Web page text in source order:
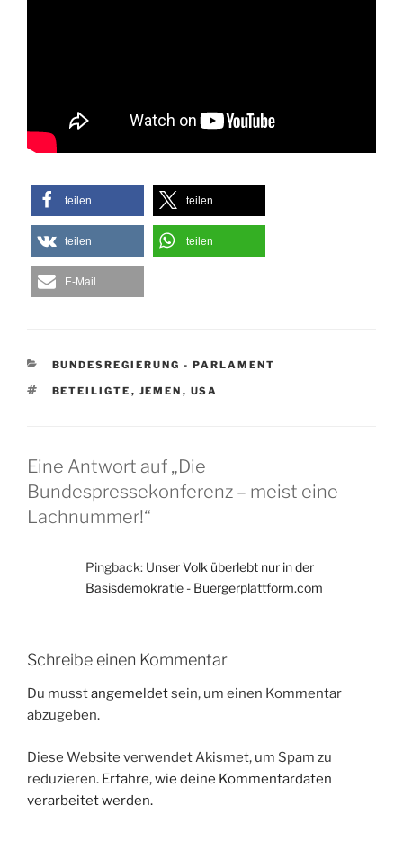
teilen teilen
teilen teilen
E-Mail
KATEGORIEN
BUNDESREGIERUNG - PARLAMENT
SCHLAGWÖRTER
BETEILIGTE , JEMEN , USA
Eine Antwort auf „Die
Bundespressekonferenz – meist eine
Lachnummer!“
Pingback: Unser Volk überlebt nur in der
Basisdemokratie - Buergerplattform.com
Schreibe einen Kommentar
Du musstangemeldetsein, um einen Kommentar
abzugeben.
Diese Website verwendet Akismet, um Spam zu
reduzieren. Erfahre, wie deine Kommentardaten
verarbeitet werden.